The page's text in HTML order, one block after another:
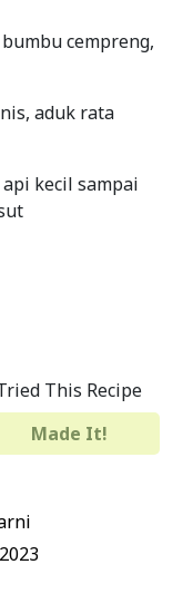
cempreng,
aduk rata
kecil sampai
This Recipe
Made It!